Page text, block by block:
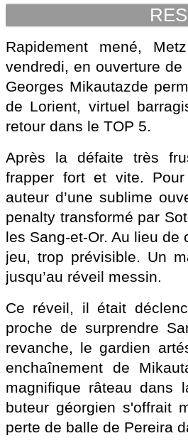
Rapidement mené,
vendredi, en ouverture
Georges Mikautazde
de Lorient, virtuel
retour dans le TOP 5.
Après la défaite très
frapper fort et vite.
auteur d’une sublime
penalty transformé par
les Sang-et-Or. Au lieu
jeu, trop prévisible. Un
jusqu’au réveil messin.
Ce réveil, il était
proche de surprendre
revanche, le gardien
enchaînement de
magnifique râteau dans
buteur géorgien s'offrait
perte de balle de Pereira